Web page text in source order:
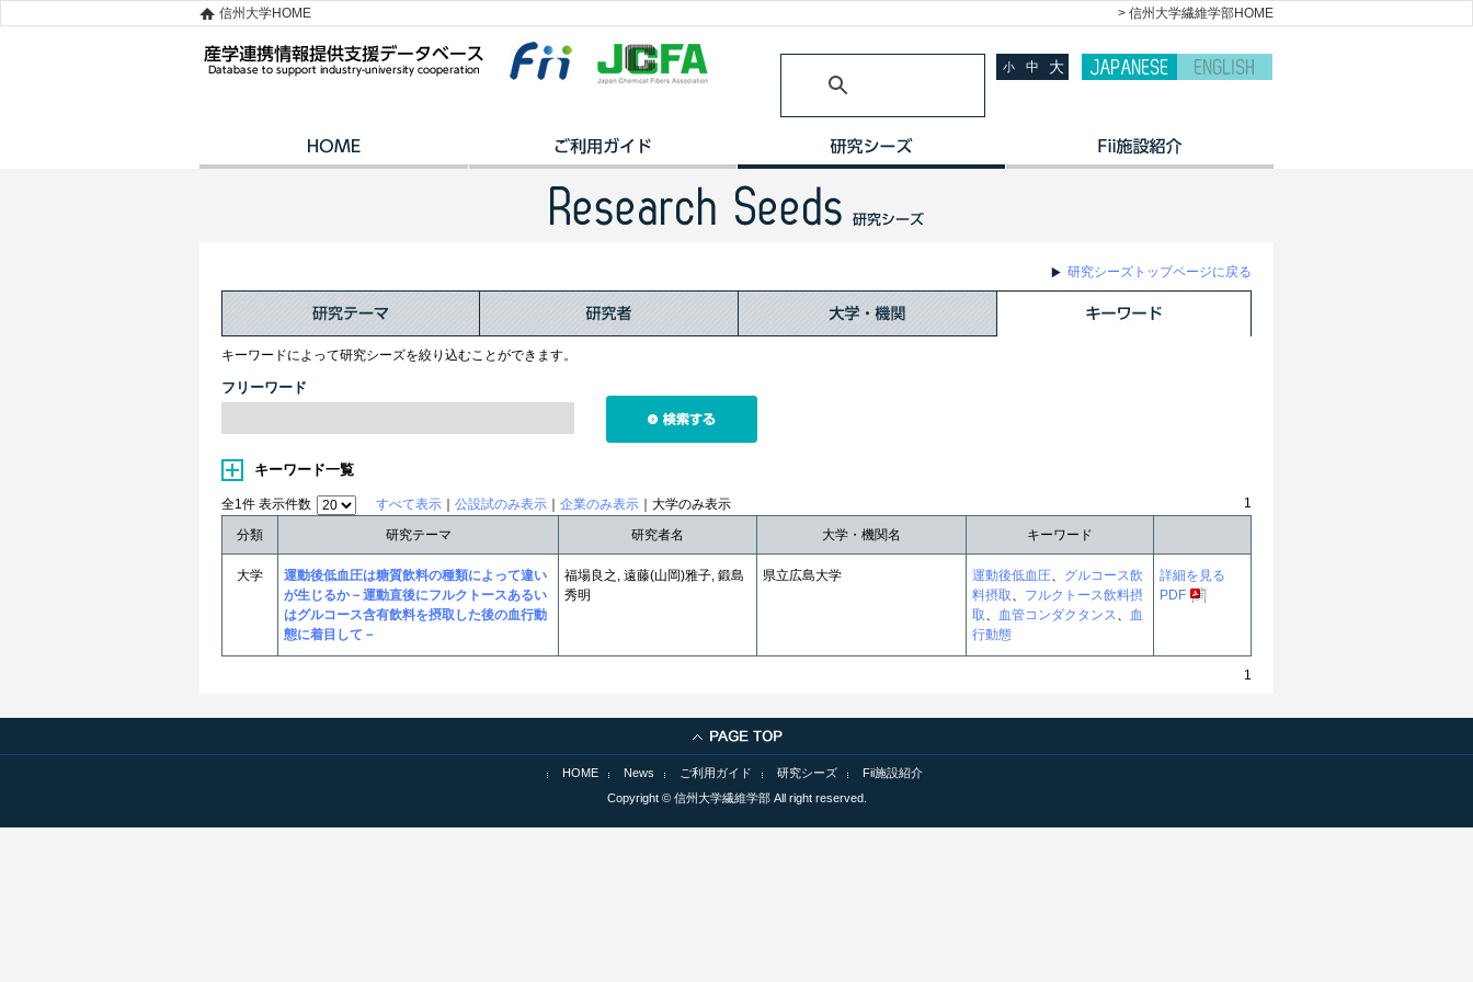
> 信州大学繊維学部HOME
信州大学HOME
小 中 大
研究シーズトップページに戻る
キーワードによって研究シーズを絞り込むことができます。
フリーワード
キーワード一覧
全1件 表示件数 すべて表示 公設試のみ表示 企業のみ表示 ｜大学のみ表示 1
分類 研究テーマ 研究者名 大学・機関名 キーワード
大学
運動後低血圧は糖質飲料の種類によって違い
が生じるか－運動直後にフルクトースあるい
はグルコース含有飲料を摂取した後の血行動
態に着目して－
福場良之, 遠藤(山岡)雅子, 鍛島
秀明
県立広島大学 運動後低血圧、 グルコース飲
料摂取、 フルクトース飲料摂
取、 血管コンダクタンス、 血
行動態
詳細を見る
PDF
1
HOME News ご利用ガイド 研究シーズ
Fii施設紹介
Copyright © 信州大学繊維学部 All right reserved.